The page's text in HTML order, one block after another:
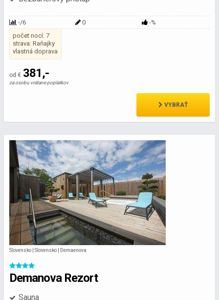
-/6 0
-%
počet nocí: 7
strava: Raňajky
vlastná doprava
od € 381,-
za osobu vrátane poplatkov
VYBRAŤ
Slovensko | Slovensko | Demaenova
Demanova Rezort
Sauna